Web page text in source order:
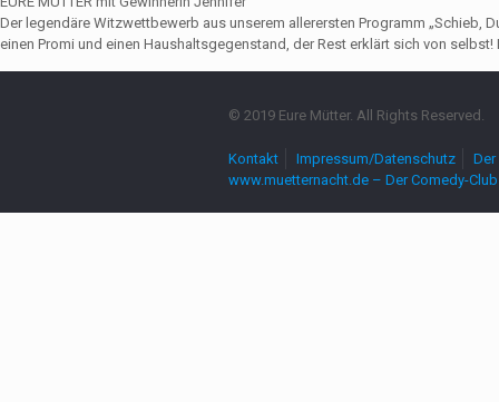
Der legendäre Witzwettbewerb aus unserem allerersten Programm „Schieb,
einen Promi und einen Haushaltsgegenstand, der Rest erklärt sich von
© 2019 Eure Mütter. All Rights Reserved.
Kontakt Impressum/Datenschutz
www.muetternacht.de – Der Comedy-Club